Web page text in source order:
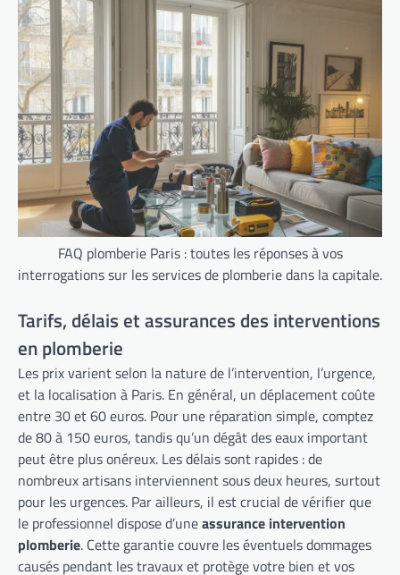
FAQ plomberie Paris : toutes les réponses à vos
interrogations sur les services de plomberie dans la capitale.
Tarifs, délais et assurances des interventions
en plomberie
Les prix varient selon la nature de l’intervention, l’urgence,
et la localisation à Paris. En général, un déplacement coûte
entre 30 et 60 euros. Pour une réparation simple, comptez
de 80 à 150 euros, tandis qu’un dégât des eaux important
peut être plus onéreux. Les délais sont rapides : de
nombreux artisans interviennent sous deux heures, surtout
pour les urgences. Par ailleurs, il est crucial de vérifier que
le professionnel dispose d’uneassurance intervention
plomberie. Cette garantie couvre les éventuels dommages
causés pendant les travaux et protège votre bien et vos